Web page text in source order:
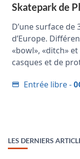
Skatepark de
D’une surface de
d’Europe.
«bowl», «ditch»
casques et de
Entrée libre -
LES DERNIERS